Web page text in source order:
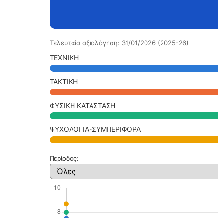
Τελευταία αξιολόγηση: 31/01/2026 (2025-26)
ΤΕΧΝΙΚΗ
ΤΑΚΤΙΚΗ
ΦΥΣΙΚΗ ΚΑΤΑΣΤΑΣΗ
ΨΥΧΟΛΟΓΙΑ-ΣΥΜΠΕΡΙΦΟΡΑ
Περίοδος: